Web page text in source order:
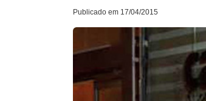
Publicado em 17/04/2015